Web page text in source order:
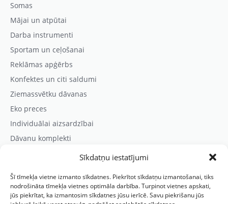
Sīkdatņu iestatījumi
Šī tīmekļa vietne izmanto sīkdatnes. Piekrītot sīkdatņu izmantošanai, tiks
nodrošināta tīmekļa vietnes optimāla darbība. Turpinot vietnes apskati,
jūs piekrītat, ka izmantosim sīkdatnes jūsu ierīcē. Savu piekrišanu jūs
Somas
Mājai un atpūtai
Darba instrumenti
Sportam un ceļošanai
Reklāmas apģērbs
Konfektes un citi saldumi
Ziemassvētku dāvanas
Eko preces
Individuālai aizsardzībai
Dāvanu komplekti
Kontaktinformācija
Prezentreklāmas aģentūra “PARIS”
Reģ.nr.: 40103625328